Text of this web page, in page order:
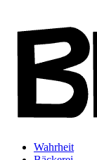
Wahrheit